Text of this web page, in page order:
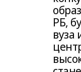
РБ,
вуза